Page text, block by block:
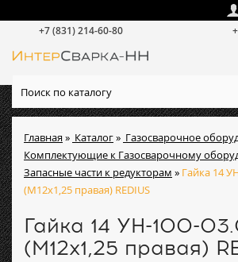
Главная» Каталог» Газосварочное
Комплектующие к Газосварочному
Запасные части к редукторам » Гайка 14
(М12х1,25 правая) REDIUS
Гайка 14 УН-100-
(М12х1,25 правая)
+7 (831) 214-60-80